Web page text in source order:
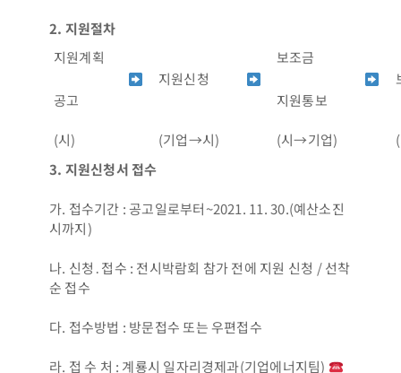
2. 지원절차
지원계획
공고
지원신청
보조금
지원통보
(시) (기업→시) (시→기업)
3. 지원신청서 접수
가. 접수기간 : 공고일로부터~2021. 11. 30.(예산소진
시까지)
나. 신청․접수 : 전시박람회 참가 전에 지원 신청 / 선착
순 접수
다. 접수방법 : 방문접수 또는 우편접수
라. 접 수 처 : 계룡시 일자리경제과(기업에너지팀)